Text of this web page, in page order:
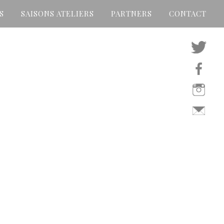
SAISONS ATELIERS PARTNERS CONTACT